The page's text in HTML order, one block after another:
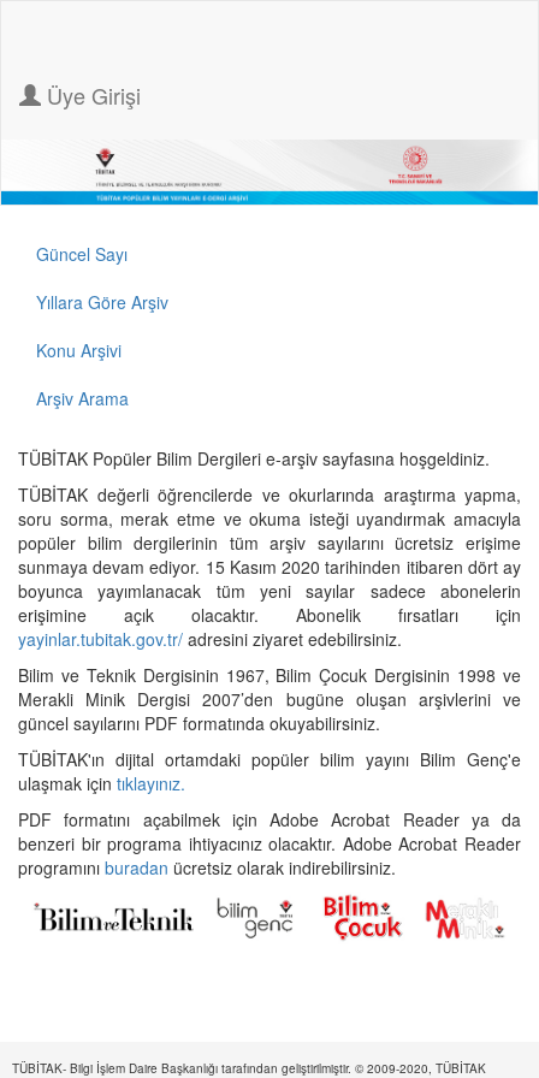
Üye Girişi
Güncel Sayı
Yıllara Göre Arşiv
Konu Arşivi
Arşiv Arama
TÜBİTAK Popüler Bilim Dergileri e-arşiv sayfasına hoşgeldiniz.
TÜBİTAK değerli öğrencilerde ve okurlarında araştırma yapma,
soru sorma, merak etme ve okuma isteği uyandırmak amacıyla
popüler bilim dergilerinin tüm arşiv sayılarını ücretsiz erişime
sunmaya devam ediyor. 15 Kasım 2020 tarihinden itibaren dört ay
boyunca yayımlanacak tüm yeni sayılar sadece abonelerin
erişimine açık olacaktır. Abonelik fırsatları için
yayinlar.tubitak.gov.tr/ adresini ziyaret edebilirsiniz.
Bilim ve Teknik Dergisinin 1967, Bilim Çocuk Dergisinin 1998 ve
Merakli Minik Dergisi 2007’den bugüne oluşan arşivlerini ve
güncel sayılarını PDF formatında okuyabilirsiniz.
TÜBİTAK'ın dijital ortamdaki popüler bilim yayını Bilim Genç'e
ulaşmak için tıklayınız.
PDF formatını açabilmek için Adobe Acrobat Reader ya da
benzeri bir programa ihtiyacınız olacaktır. Adobe Acrobat Reader
programını buradan ücretsiz olarak indirebilirsiniz.
TÜBİTAK- Bilgi İşlem Daire Başkanlığı tarafından geliştirilmiştir. © 2009-2020, TÜBİTAK